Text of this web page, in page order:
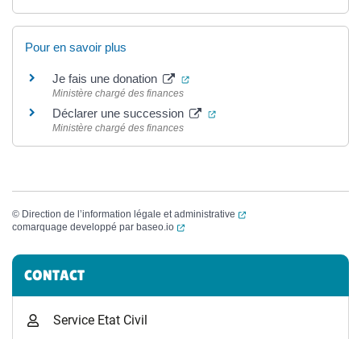
Pour en savoir plus
Je fais une donation (ouverture dans un nouvel
Ministère chargé des finances
Déclarer une succession (ouverture dans un nouvel
Ministère chargé des finances
© Direction de l’information légale et administrative
(ouverture dans un
comarquage developpé par baseo.io (ouverture dans un nouvel onglet)
Informations complémentaires
CONTACT
Service Etat Civil